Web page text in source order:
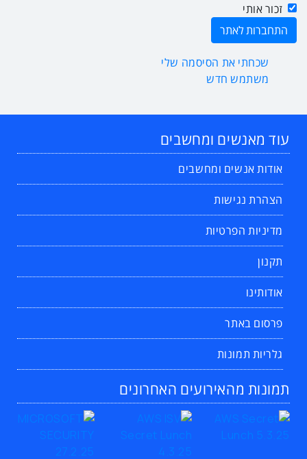
זכור אותי
שכחתי את הסיסמה שלי
משתמש חדש
עוד מאנשים ומחשבים
אודות אנשים ומחשבים
הצהרת נגישות
מדיניות הפרטיות
תקנון
אודותינו
פרסום באתר
גלריות תמונות
תמונות מהאירועים האחרונים